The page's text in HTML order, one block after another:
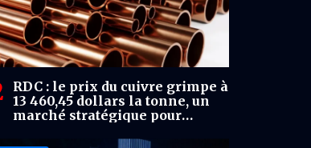
RDC : le prix du cuivre grimpe à
13 460,45 dollars la tonne, un
marché stratégique pour